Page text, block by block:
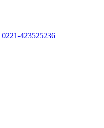
0221-423525236